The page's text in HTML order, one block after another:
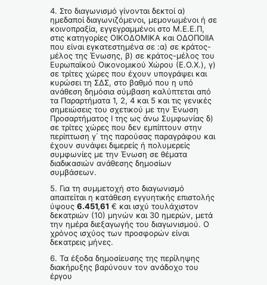
4. Στο διαγωνισμό γίνονται δεκτοί α)
ημεδαποί διαγωνιζόμενοι, μεμονωμένοι ή σε
κοινοπραξία, εγγεγραμμένοι στο Μ.Ε.Ε.Π,
στις κατηγορίες ΟΙΚΟΔΟΜΙΚΑ και ΟΔΟΠΟΙΙΑ
που είναι εγκατεστημένα σε :α) σε κράτος-
μέλος της Ένωσης, β) σε κράτος-μέλος του
Ευρωπαϊκού Οικονομικού Χώρου (Ε.Ο.Χ.), γ)
σε τρίτες χώρες που έχουν υπογράψει και
κυρώσει τη ΣΔΣ, στο βαθμό που η υπό
ανάθεση δημόσια σύμβαση καλύπτεται από
τα Παραρτήματα 1, 2, 4 και 5 και τις γενικές
σημειώσεις του σχετικού με την Ένωση
Προσαρτήματος I της ως άνω Συμφωνίας δ)
σε τρίτες χώρες που δεν εμπίπτουν στην
περίπτωση γ΄ της παρούσας παραγράφου και
έχουν συνάψει διμερείς ή πολυμερείς
συμφωνίες με την Ένωση σε θέματα
διαδικασιών ανάθεσης δημοσίων
συμβάσεων.
5. Για τη συμμετοχή στο διαγωνισμό
απαιτείται η κατάθεση εγγυητικής επιστολής
ύψους 6.451,61 € και ισχύ τουλάχιστον
δεκατριών (10) μηνών και 30 ημερών, μετά
την ημέρα διεξαγωγής του διαγωνισμού. Ο
χρόνος ισχύος των προσφορών είναι
δεκατρεις μήνες.
6. Τα έξοδα δημοσίευσης της περίληψης
διακήρυξης βαρύνουν τον ανάδοχο του
έργου